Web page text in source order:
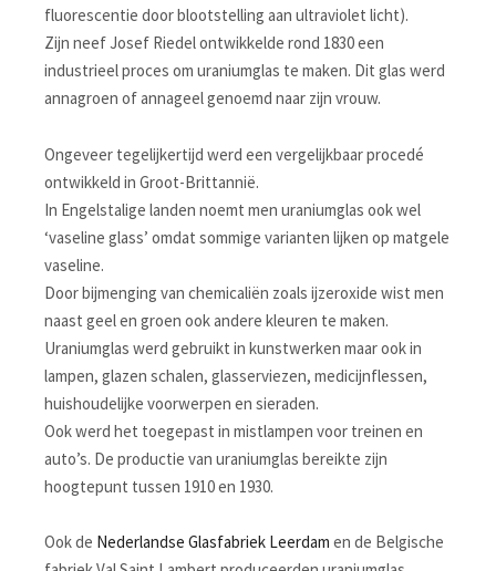
fluorescentie door blootstelling aan ultraviolet licht).
Zijn neef Josef Riedel ontwikkelde rond 1830 een
industrieel proces om uraniumglas te maken. Dit glas werd
annagroen of annageel genoemd naar zijn vrouw.
Ongeveer tegelijkertijd werd een vergelijkbaar procedé
ontwikkeld in Groot-Brittannië.
In Engelstalige landen noemt men uraniumglas ook wel
‘vaseline glass’ omdat sommige varianten lijken op matgele
vaseline.
Door bijmenging van chemicaliën zoals ijzeroxide wist men
naast geel en groen ook andere kleuren te maken.
Uraniumglas werd gebruikt in kunstwerken maar ook in
lampen, glazen schalen, glasserviezen, medicijnflessen,
huishoudelijke voorwerpen en sieraden.
Ook werd het toegepast in mistlampen voor treinen en
auto’s. De productie van uraniumglas bereikte zijn
hoogtepunt tussen 1910 en 1930.
Ook de Nederlandse Glasfabriek Leerdam en de Belgische